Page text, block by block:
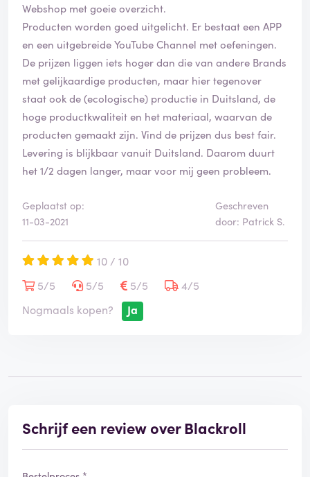
Webshop met goeie overzicht.
Producten worden goed uitgelicht. Er bestaat een APP
en een uitgebreide YouTube Channel met oefeningen.
De prijzen liggen iets hoger dan die van andere Brands
met gelijkaardige producten, maar hier tegenover
staat ook de (ecologische) productie in Duitsland, de
hoge productkwaliteit en het materiaal, waarvan de
producten gemaakt zijn. Vind de prijzen dus best fair.
Levering is blijkbaar vanuit Duitsland. Daarom duurt
het 1/2 dagen langer, maar voor mij geen probleem.
Geplaatst op:
11-03-2021
Geschreven
door: Patrick S.
10 / 10
5/5
5/5 5/5
4/5
Nogmaals kopen?
Ja
Schrijf een review over Blackroll